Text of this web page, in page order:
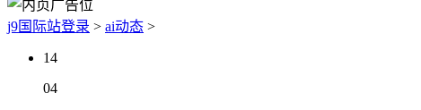
j9国际站登录 > ai动态 >
14
04